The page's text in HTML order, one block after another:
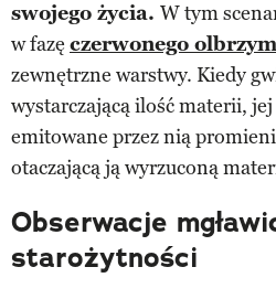
swojego życia. W tym
w fazę czerwonego
zewnętrzne warstwy. Kiedy
wystarczającą ilość materii,
emitowane przez nią
otaczającą ją wyrzuconą
Obserwacje
starożytności